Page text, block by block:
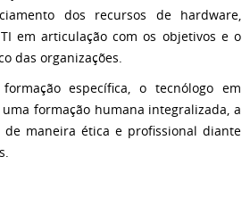
dos recursos de hardware,
em articulação com os objetivos e o
das organizações.
específica, o tecnólogo em
formação humana integralizada, a
maneira ética e profissional diante